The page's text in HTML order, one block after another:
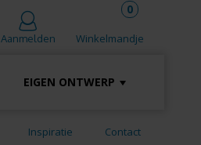
Aanmelden Winkelmandje
0
EIGEN ONTWERP
Inspiratie Contact